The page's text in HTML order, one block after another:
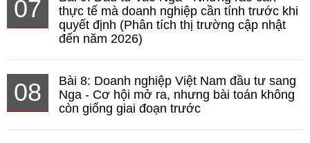
07
thực tế mà doanh nghiệp cần tính trước khi
quyết định (Phân tích thị trường cập nhật
đến năm 2026)
08
Bài 8: Doanh nghiệp Việt Nam đầu tư sang
Nga - Cơ hội mở ra, nhưng bài toán không
còn giống giai đoạn trước